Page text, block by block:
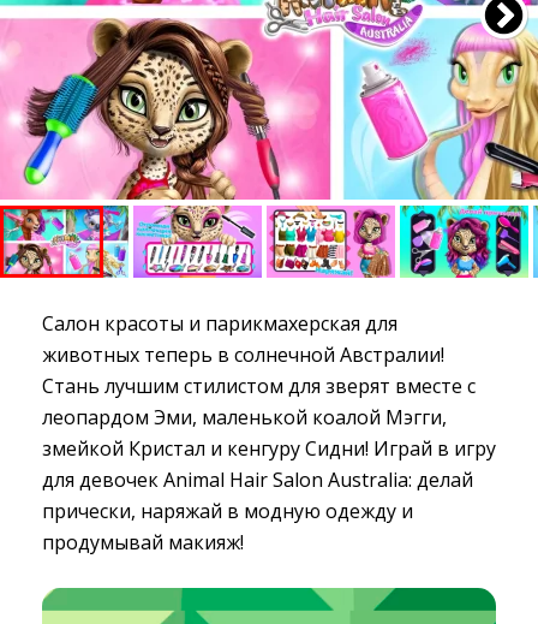
Салон красоты и парикмахерская для
животных теперь в солнечной Австралии!
Стань лучшим стилистом для зверят вместе с
леопардом Эми, маленькой коалой Мэгги,
змейкой Кристал и кенгуру Сидни! Играй в игру
для девочек Animal Hair Salon Australia: делай
прически, наряжай в модную одежду и
продумывай макияж!